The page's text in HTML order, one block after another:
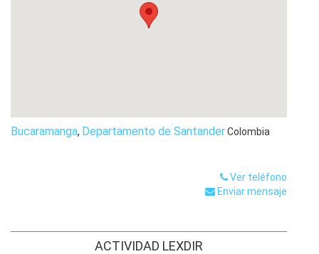
Bucaramanga, Departamento de SantanderColombia
Ver teléfono
Enviar mensaje
ACTIVIDAD LEXDIR